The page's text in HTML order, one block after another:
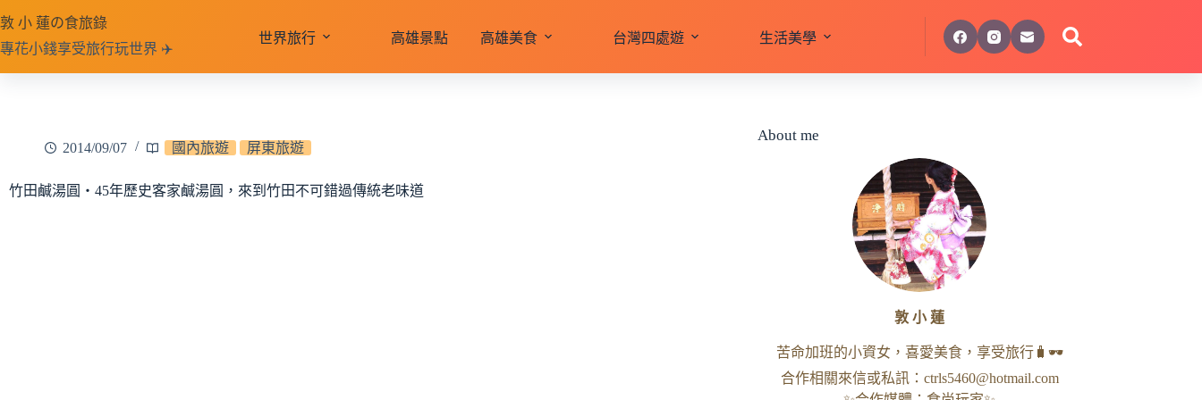
至
主
要
敦 小 蓮の食旅錄
專花小錢享受旅行玩世界 ✈️
世界旅行 高雄景點 高雄美食 台灣四處遊 生活美學
2014/09/07 國內旅遊 屏東旅遊
竹田鹹湯圓‧45年歷史客家鹹湯圓，來到竹田不可錯過傳統老味道
About me
敦 小 蓮
苦命加班的小資女，喜愛美食，享受旅行🧳🕶
合作相關來信或私訊： ctrls5460@hotmail.com